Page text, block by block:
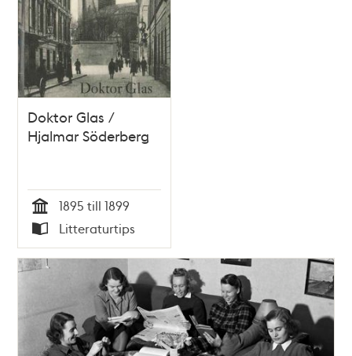
Doktor Glas /
Hjalmar Söderberg
Tid
1895 till 1899
Typ
Litteraturtips